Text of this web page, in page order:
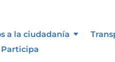
a la ciudadanía
Participapara el uso de